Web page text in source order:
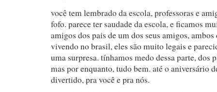
você tem lembrado da escola, professoras e
fofo. parece ter saudade da escola, e ficamos
amigos dos pais de um dos seus amigos,
vivendo no brasil, eles são muito legais e
uma surpresa. tínhamos medo dessa parte, dos
mas por enquanto, tudo bem. até o aniversário
divertido, pra você e pra nós.